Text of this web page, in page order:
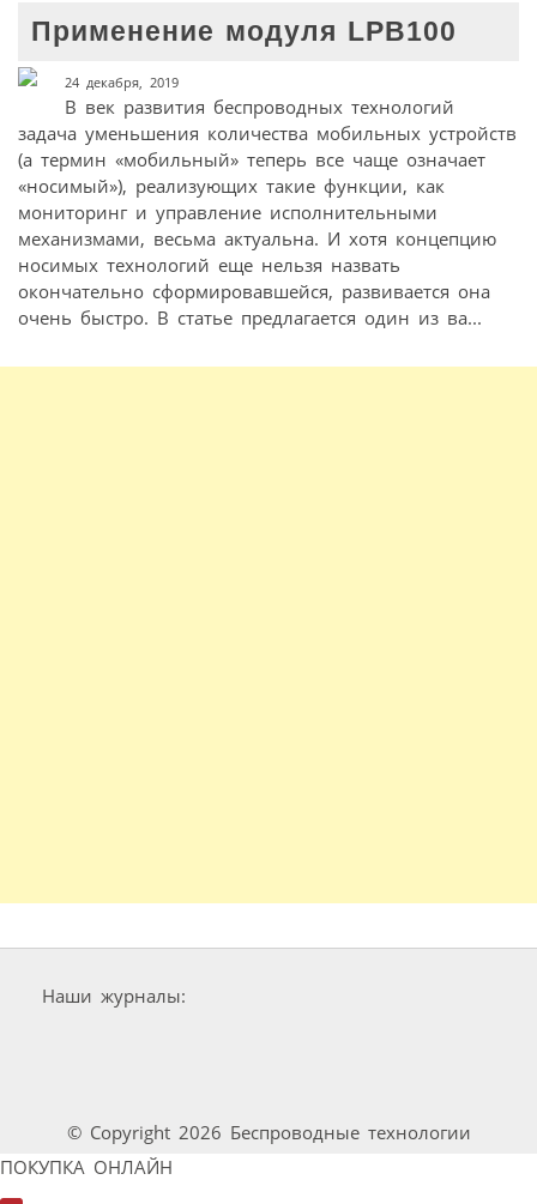
Применение модуля LPB100
24 декабря, 2019
В век развития беспроводных технологий
задача уменьшения количества мобильных устройств
(а термин «мобильный» теперь все чаще означает
«носимый»), реализующих такие функции, как
мониторинг и управление исполнительными
механизмами, весьма актуальна. И хотя концепцию
носимых технологий еще нельзя назвать
окончательно сформировавшейся, развивается она
очень быстро. В статье предлагается один из ва...
Наши журналы:
© Copyright 2026 Беспроводные технологии
ПОКУПКА ОНЛАЙН